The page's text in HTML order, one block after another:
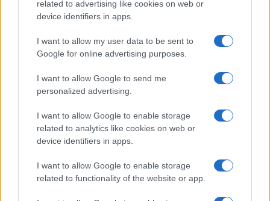
related to advertising like cookies on web or
device identifiers in apps.
I want to allow my user data to be sent to
Google for online advertising purposes.
I want to allow Google to send me
personalized advertising.
I want to allow Google to enable storage
related to analytics like cookies on web or
device identifiers in apps.
I want to allow Google to enable storage
related to functionality of the website or app.
Váli MariEmlékeim Jókai Mórról című művét Kéri Kitty
az Utazás a Balaton körül ? ami kimaradt Eötvös Károly
könyvéből elnevezésű pályázat eredményét, majd
megkoszorúzzák Jókai szobrát.
A Károli Gáspár Református Egyetem Magyar Irodalom- és
Kultúratudományi Intézetének szervezésében a városi
múzeumban Jókai-konferenciát rendeznek, fél egykor pedig
megtartják a hagyományos díszebédet, amelyen az író